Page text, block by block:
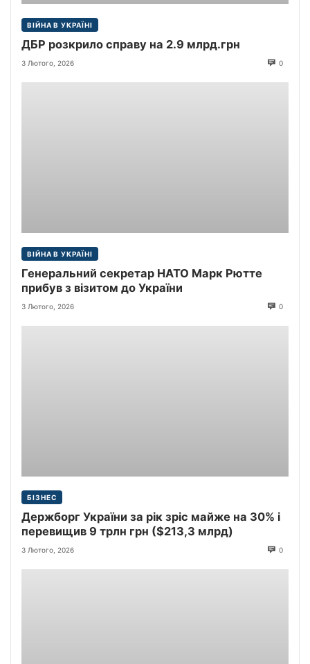
ВІЙНА В УКРАЇНІ
ДБР розкрило справу на 2.9 млрд.грн
3 Лютого, 2026 0
ВІЙНА В УКРАЇНІ
Генеральний секретар НАТО Марк Рютте
прибув з візитом до України
3 Лютого, 2026 0
БІЗНЕС
Держборг України за рік зріс майже на 30% і
перевищив 9 трлн грн ($213,3 млрд)
3 Лютого, 2026 0